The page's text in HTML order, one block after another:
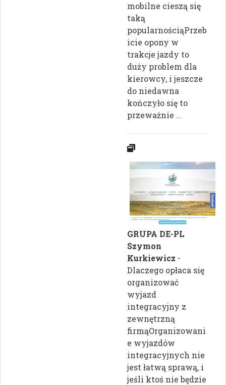
mobilne cieszą się
taką
popularnościąPrzeb
icie opony w
trakcje jazdy to
duży problem dla
kierowcy, i jeszcze
do niedawna
kończyło się to
przeważnie ...
GRUPA DE-PL
Szymon
Kurkiewicz -
Dlaczego opłaca się
organizować
wyjazd
integracyjny z
zewnętrzną
firmąOrganizowani
e wyjazdów
integracyjnych nie
jest łatwą sprawą, i
jeśli ktoś nie będzie